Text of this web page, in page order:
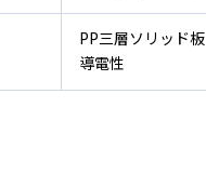
PP三層ソリッド板
導電性